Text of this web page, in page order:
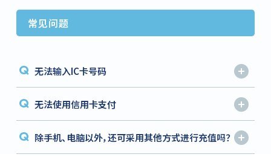
常见问题
Q 无法输入IC卡号码
Q 无法使用信用卡支付
Q 除手机、电脑以外，还可采用其他方式进行充值吗？